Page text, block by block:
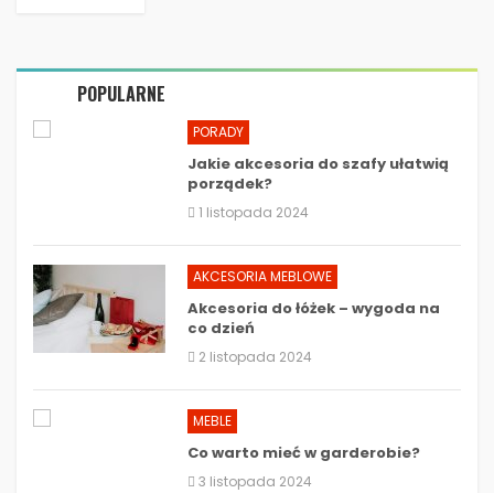
POPULARNE
PORADY
Jakie akcesoria do szafy ułatwią
porządek?
1 listopada 2024
AKCESORIA MEBLOWE
Akcesoria do łóżek – wygoda na
co dzień
2 listopada 2024
MEBLE
Co warto mieć w garderobie?
3 listopada 2024